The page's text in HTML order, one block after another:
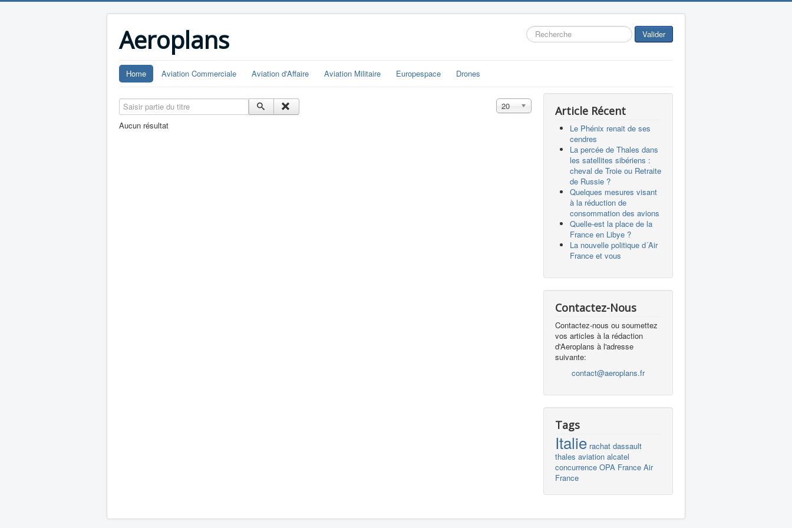
Aeroplans Rechercher Valider
Home Aviation Commerciale Aviation d'Affaire Aviation Militaire Europespace Drones
Saisir partie du titre Affichage #
20
Aucun résultat
Article Récent
Le Phénix renait de ses
cendres
La percée de Thales dans
les satellites sibériens :
cheval de Troie ou Retraite
de Russie ?
Quelques mesures visant
à la réduction de
consommation des avions
Quelle-est la place de la
France en Libye ?
La nouvelle politique d´Air
France et vous
Contactez-Nous
Contactez-nous ou soumettez
vos articles à la rédaction
d'Aeroplans à l'adresse
suivante:
contact@aeroplans.fr
Tags
Italie rachat dassault
thales aviation alcatel
concurrence OPA France Air
France